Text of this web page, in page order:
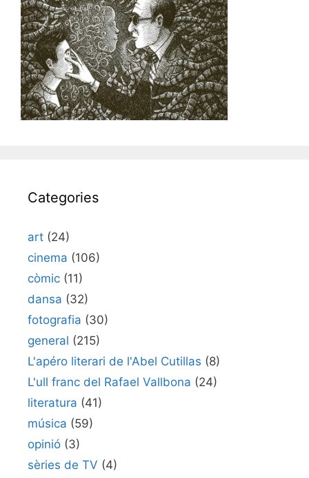
Categories
art (24)
cinema (106)
còmic (11)
dansa (32)
fotografia (30)
general (215)
L'apéro literari de l'Abel Cutillas (8)
L'ull franc del Rafael Vallbona (24)
literatura (41)
música (59)
opinió (3)
sèries de TV (4)